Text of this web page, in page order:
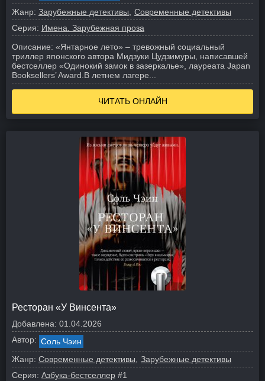
Жанр: Зарубежные детективы
Современные детективы
Серия: Имена. Зарубежная проза
Описание: «Янтарное лето» – тревожный социальный
триллер японского автора Мидзуки Цудзимуры, написавшей
бестселлер «Одинокий замок в зазеркалье», лауреата Japan
Booksellers’ Award. В летнем лагере...
ЧИТАТЬ ОНЛАЙН
Ресторан «У Винсента»
Добавлена: 01.04.2026
Автор: Соль Чэин
Жанр: Современные детективы
Зарубежные детективы
Серия: Азбука-бестселлер #1